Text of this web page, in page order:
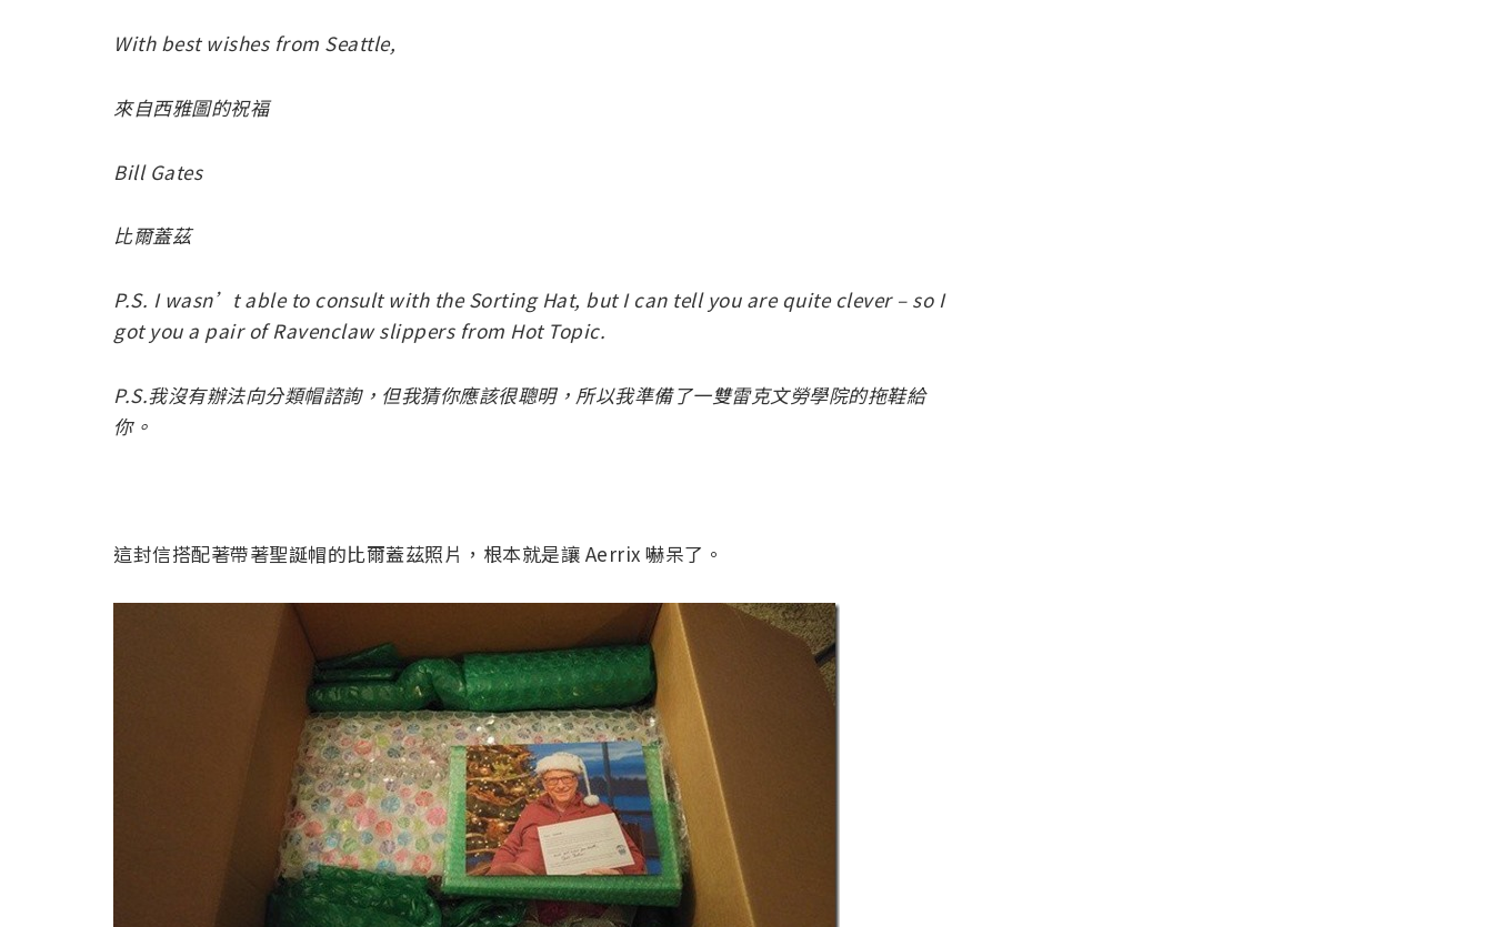
With best wishes from Seattle,
來自西雅圖的祝福
Bill Gates
比爾蓋茲
P.S. I wasn’t able to consult with the Sorting Hat, but I can tell you are quite clever – so I
got you a pair of Ravenclaw slippers from Hot Topic.
P.S.我沒有辦法向分類帽諮詢，但我猜你應該很聰明，所以我準備了一雙雷克文勞學院的拖鞋給
你。
這封信搭配著帶著聖誕帽的比爾蓋茲照片，根本就是讓 Aerrix 嚇呆了。